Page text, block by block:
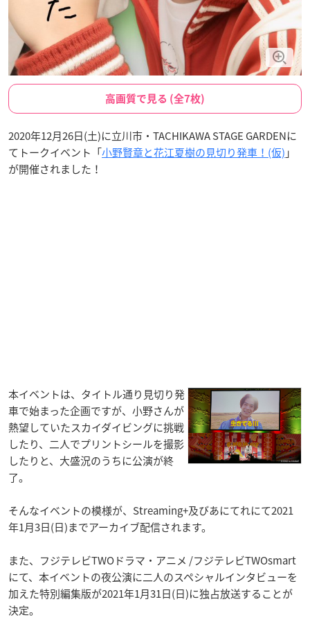
高画質で見る (全7枚)
2020年12月26日(土)に立川市・TACHIKAWA STAGE GARDENに
てトークイベント「小野賢章と花江夏樹の見切り発車！(仮) 」
が開催されました！
本イベントは、タイトル通り見切り発
車で始まった企画ですが、小野さんが
熱望していたスカイダイビングに挑戦
したり、二人でプリントシールを撮影
したりと、大盛況のうちに公演が終
了。
そんなイベントの模様が、Streaming+及びあにてれにて2021
年1月3日(日)までアーカイブ配信されます。
また、フジテレビTWOドラマ・アニメ /フジテレビTWOsmart
にて、本イベントの夜公演に二人のスペシャルインタビューを
加えた特別編集版が2021年1月31日(日)に独占放送することが
決定。